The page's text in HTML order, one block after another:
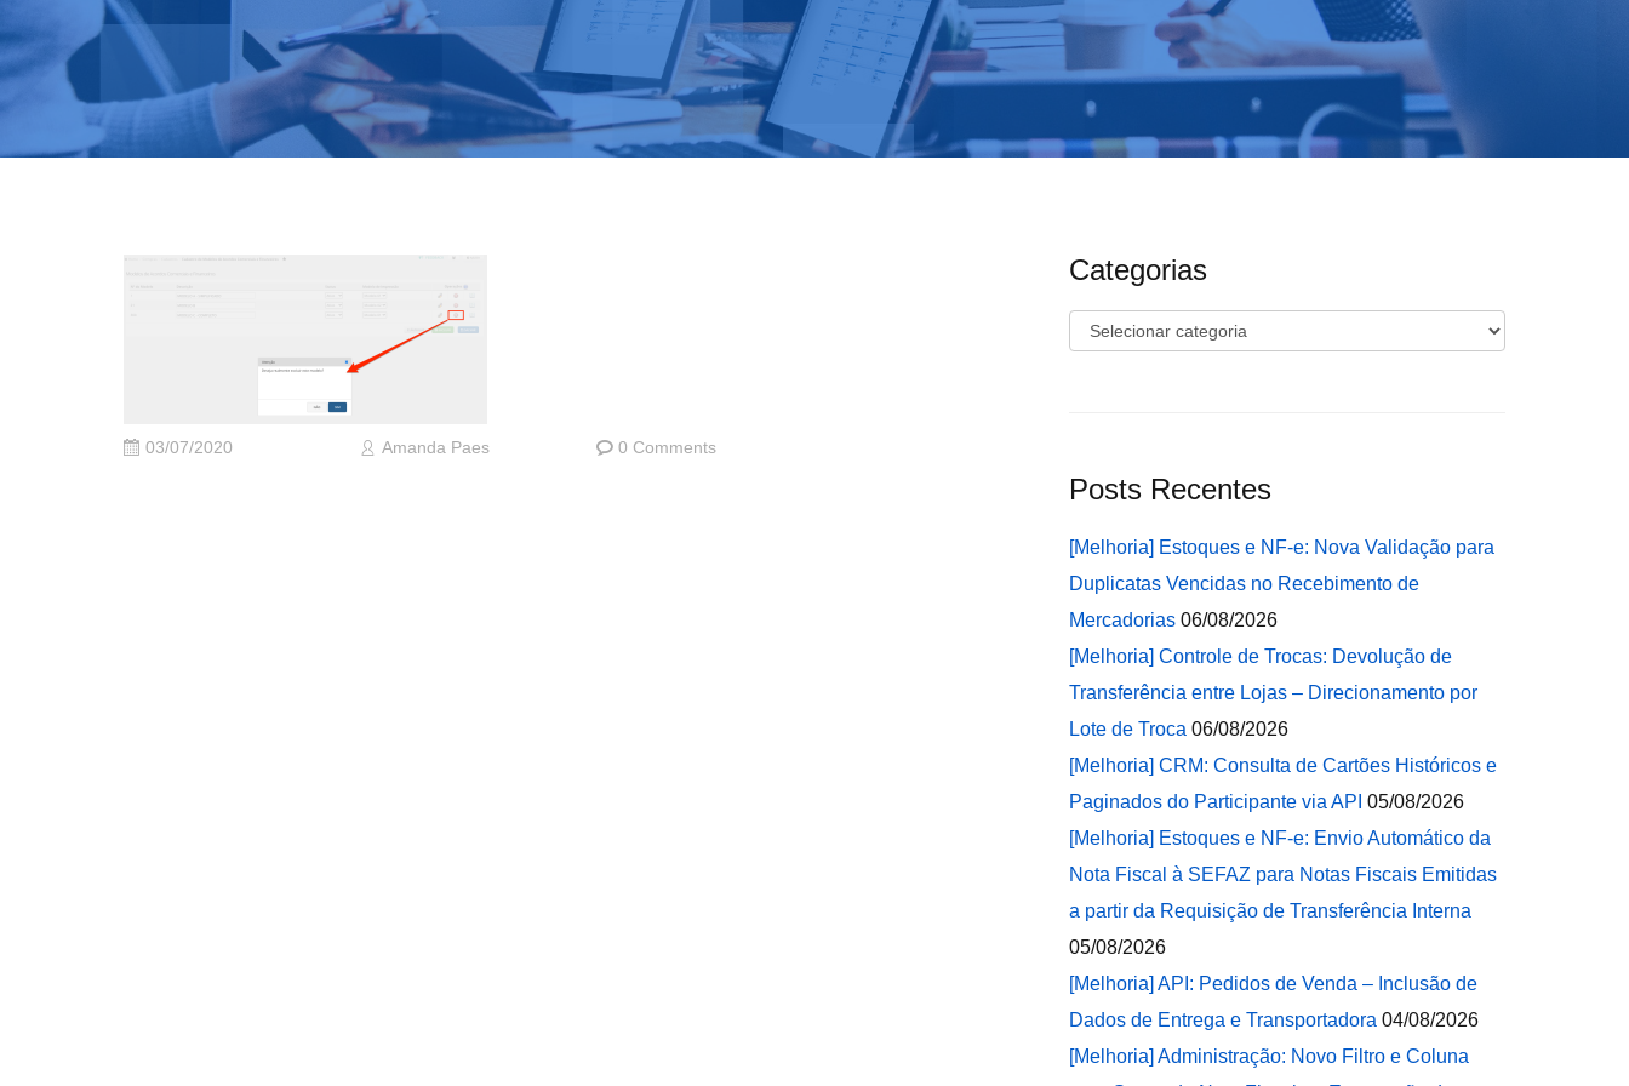
03/07/2020 Amanda Paes 0 Comments
Categorias
Categorias
Posts Recentes
[Melhoria] Estoques e NF-e: Nova Validação para
Duplicatas Vencidas no Recebimento de
Mercadorias 06/08/2026
[Melhoria] Controle de Trocas: Devolução de
Transferência entre Lojas – Direcionamento por
Lote de Troca 06/08/2026
[Melhoria] CRM: Consulta de Cartões Históricos e
Paginados do Participante via API 05/08/2026
[Melhoria] Estoques e NF-e: Envio Automático da
Nota Fiscal à SEFAZ para Notas Fiscais Emitidas
a partir da Requisição de Transferência Interna
05/08/2026
[Melhoria] API: Pedidos de Venda – Inclusão de
Dados de Entrega e Transportadora 04/08/2026
[Melhoria] Administração: Novo Filtro e Coluna